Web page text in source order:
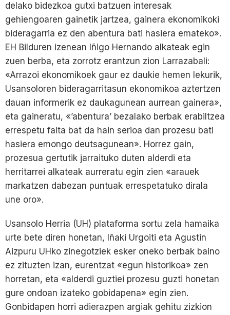
delako bidezkoa gutxi batzuen interesak
gehiengoaren gainetik jartzea, gainera ekonomikoki
bideragarria ez den abentura bati hasiera emateko».
EH Bilduren izenean Iñigo Hernando alkateak egin
zuen berba, eta zorrotz erantzun zion Larrazabali:
«Arrazoi ekonomikoek gaur ez daukie hemen lekurik,
Usansoloren bideragarritasun ekonomikoa aztertzen
dauan informerik ez daukagunean aurrean gainera»,
eta gaineratu, «’abentura’ bezalako berbak erabiltzea
errespetu falta bat da hain serioa dan prozesu bati
hasiera emongo deutsagunean». Horrez gain,
prozesua gertutik jarraituko duten alderdi eta
herritarrei alkateak aurreratu egin zien «arauek
markatzen dabezan puntuak errespetatuko dirala
une oro».
Usansolo Herria (UH) plataforma sortu zela hamaika
urte bete diren honetan, Iñaki Urgoiti eta Agustin
Aizpuru UHko zinegotziek esker oneko berbak baino
ez zituzten izan, eurentzat «egun historikoa» zen
horretan, eta «alderdi guztiei prozesu guzti honetan
gure ondoan izateko gobidapena» egin zien.
Gonbidapen horri adierazpen argiak gehitu zizkion